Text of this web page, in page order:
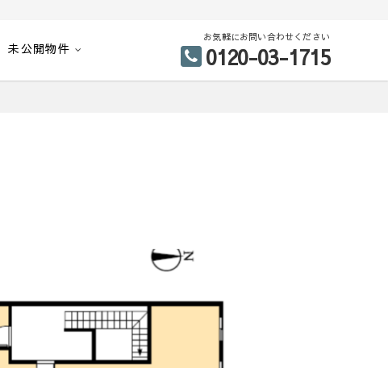
未公開物件
お気軽にお問い合わせください
0120-03-1715